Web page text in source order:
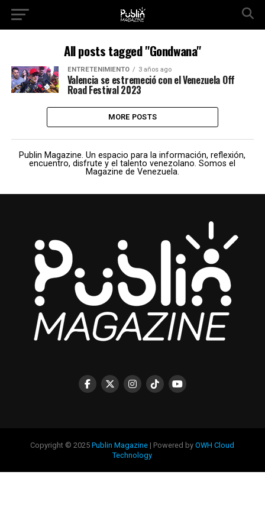
All posts tagged "Gondwana"
ENTRETENIMIENTO 3 años ago
Valencia se estremeció con el Venezuela Off
Road Festival 2023
MORE POSTS
Publin Magazine. Un espacio para la información, reflexión,
encuentro, disfrute y el talento venezolano. Somos el
Magazine de Venezuela.
Copyright © 2025Publin Magazine | Powered byOWH Cloud
Technology